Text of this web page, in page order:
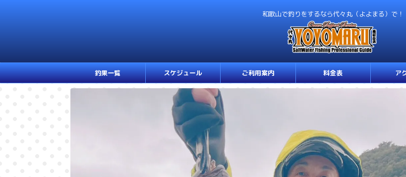
和歌山で釣りをするなら代々丸（よよまる）で！
釣果一覧 スケジュール ご利用案内 料金表 ア